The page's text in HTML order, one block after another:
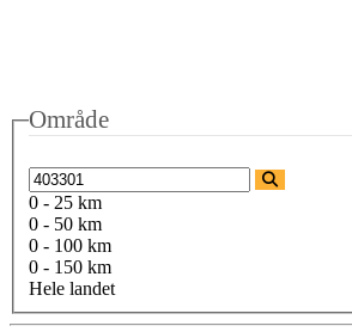
Område
0 - 25 km
0 - 50 km
0 - 100 km
0 - 150 km
Hele landet